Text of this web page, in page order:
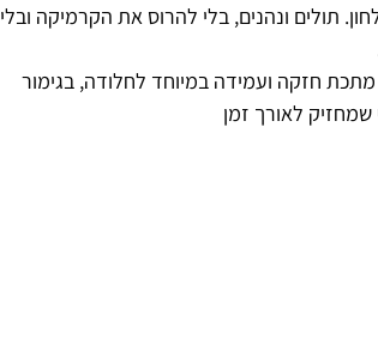
תולים ונהנים, בלי להרוס את הקרמיקה ובלי
חזקה ועמידה במיוחד לחלודה, בגימור
שמחזיק לאורך זמן